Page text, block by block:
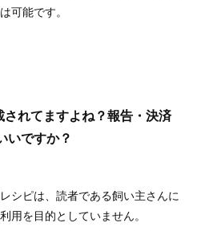
可能です。
れてますよね？報告・決済
いですか？
シピは、読者である飼い主さんに
用を目的としていません。